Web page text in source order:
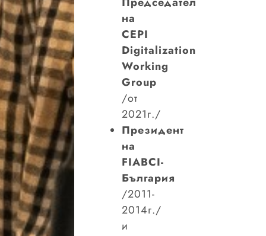
на
CEPI
Digitalization
Working
Group
/от
2021г./
Президент
на
FIABCI-
България
/2011-
2014г./
и